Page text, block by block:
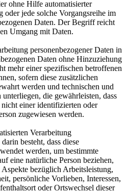
ohne Hilfe automatisierter
oder jede solche Vorgangsreihe im
Daten. Der Begriff reicht
Umgang mit Daten.
personenbezogener Daten in
Daten ohne Hinzuziehung
mehr einer spezifischen betroffenen
sofern diese zusätzlichen
werden und technischen und
die gewährleisten, dass
einer identifizierten oder
zugewiesen werden.
Verarbeitung
besteht, dass diese
werden, um bestimmte
eine natürliche Person beziehen,
bezüglich Arbeitsleistung,
persönliche Vorlieben, Interessen,
oder Ortswechsel dieser